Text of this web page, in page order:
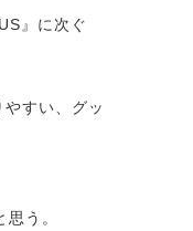
』に次ぐ
すい、グッ
う。